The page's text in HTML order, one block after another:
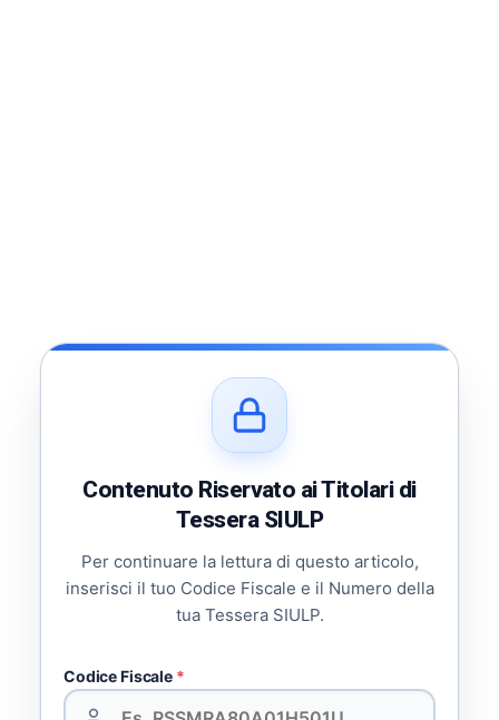
Contenuto Riservato ai Titolari di
Tessera SIULP
Per continuare la lettura di questo articolo,
inserisci il tuo Codice Fiscale e il Numero della
tua Tessera SIULP.
Codice Fiscale *